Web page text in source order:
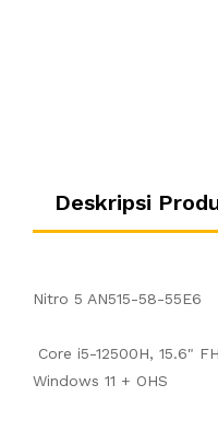
Deskripsi
Nitro 5 AN515-58-55E6
Core i5-12500H, 15.6"
Windows 11 + OHS